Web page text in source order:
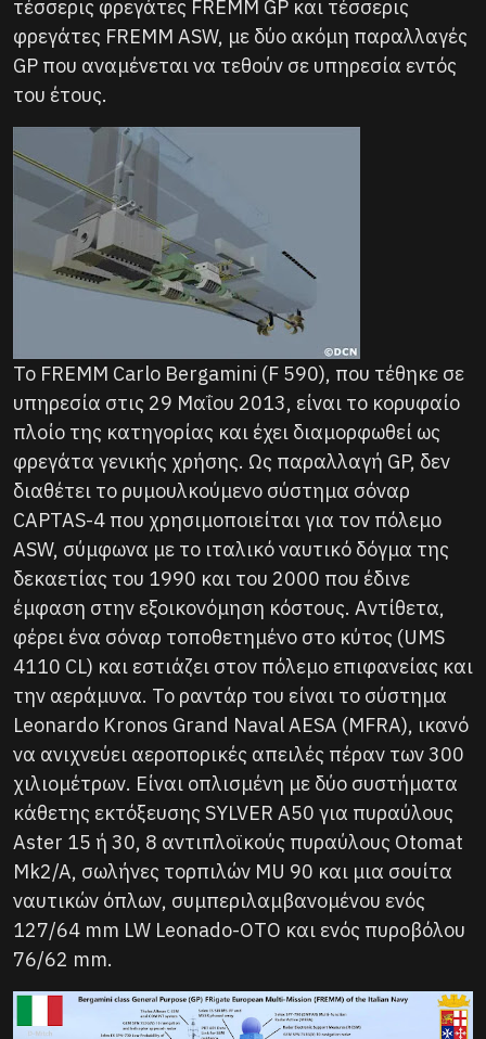
τέσσερις φρεγάτες FREMM GP και τέσσερις
φρεγάτες FREMM ASW, με δύο ακόμη παραλλαγές
GP που αναμένεται να τεθούν σε υπηρεσία εντός
του έτους.
Το FREMM Carlo Bergamini (F 590), που τέθηκε σε
υπηρεσία στις 29 Μαΐου 2013, είναι το κορυφαίο
πλοίο της κατηγορίας και έχει διαμορφωθεί ως
φρεγάτα γενικής χρήσης. Ως παραλλαγή GP, δεν
διαθέτει το ρυμουλκούμενο σύστημα σόναρ
CAPTAS-4 που χρησιμοποιείται για τον πόλεμο
ASW, σύμφωνα με το ιταλικό ναυτικό δόγμα της
δεκαετίας του 1990 και του 2000 που έδινε
έμφαση στην εξοικονόμηση κόστους. Αντίθετα,
φέρει ένα σόναρ τοποθετημένο στο κύτος (UMS
4110 CL) και εστιάζει στον πόλεμο επιφανείας και
την αεράμυνα. Το ραντάρ του είναι το σύστημα
Leonardo Kronos Grand Naval AESA (MFRA), ικανό
να ανιχνεύει αεροπορικές απειλές πέραν των 300
χιλιομέτρων. Είναι οπλισμένη με δύο συστήματα
κάθετης εκτόξευσης SYLVER A50 για πυραύλους
Aster 15 ή 30, 8 αντιπλοϊκούς πυραύλους Otomat
Mk2/A, σωλήνες τορπιλών MU 90 και μια σουίτα
ναυτικών όπλων, συμπεριλαμβανομένου ενός
127/64 mm LW Leonado-OTO και ενός πυροβόλου
76/62 mm.